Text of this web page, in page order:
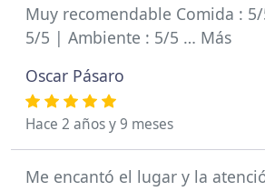
Muy recomendable Comida :
5/5 | Ambiente : 5/5 … Más
Oscar Pásaro
Hace 2 años y 9 meses
Me encantó el lugar y la